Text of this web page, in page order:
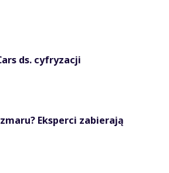
ds. cyfryzacji
Eksperci zabierają